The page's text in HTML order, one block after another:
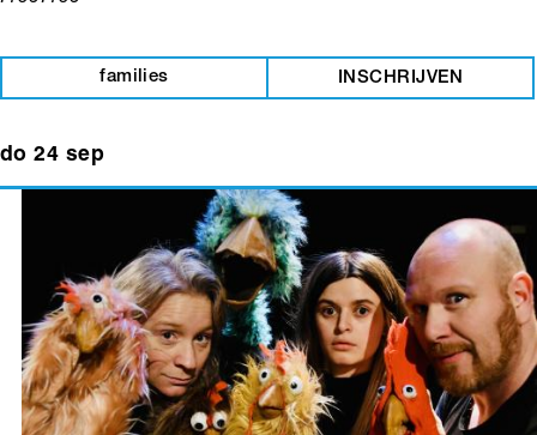
families INSCHRIJVEN
do 24 sep